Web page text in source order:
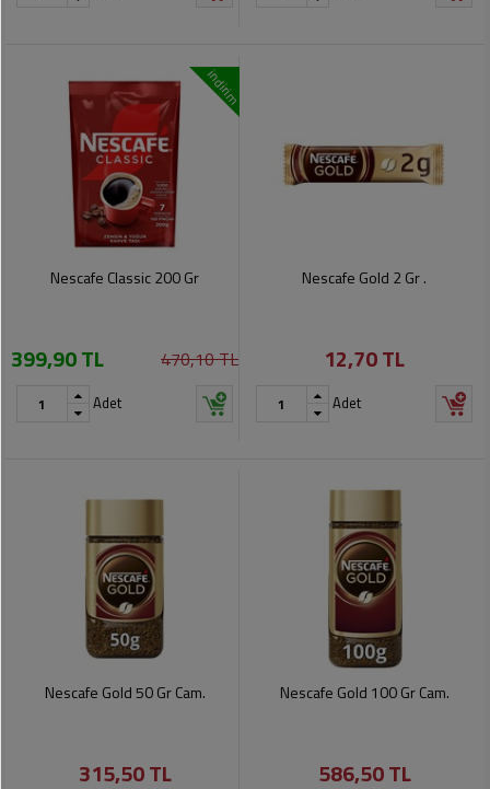
indirim
Nescafe Classic 200 Gr
399,90 TL 470,10 TL
Adet
Nescafe Gold 2 Gr .
12,70 TL
Adet
Nescafe Gold 50 Gr Cam.
315,50 TL
Nescafe Gold 100 Gr Cam.
586,50 TL